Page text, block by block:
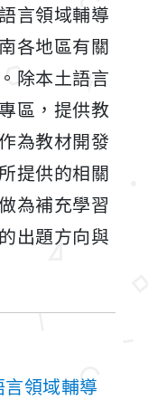
言領域輔導
各地區有關
除本土語言
區，提供教
為教材開發
提供的相關
為補充學習
出題方向與
領域輔導